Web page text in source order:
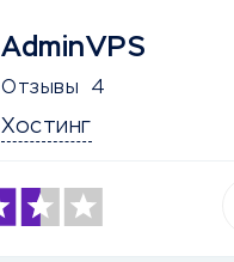
AdminVPS
Отзывы 4
Хостинг